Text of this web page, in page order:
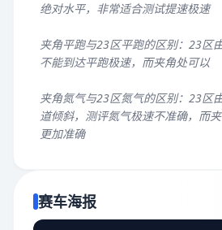
绝对水平，非常适合测试提速极速
夹角平跑与23区平跑的区别：23区
不能到达平跑极速，而夹角处可以
夹角氮气与23区氮气的区别：23区
道倾斜，测评氮气极速不准确，而
更加准确
赛车海报